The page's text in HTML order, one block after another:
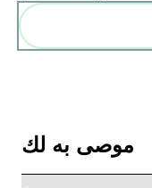
موصى به لك